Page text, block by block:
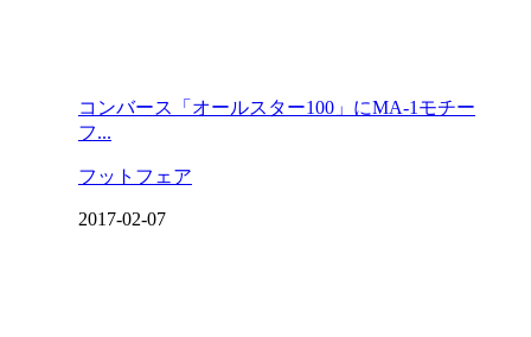
コンバース「オールスター100」にMA-1モチー
フ...
フットフェア
2017-02-07